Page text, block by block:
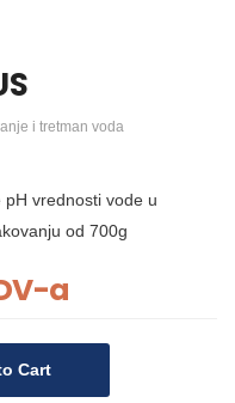
i tretman voda
vrednosti vode u
od 700g
a
Cart